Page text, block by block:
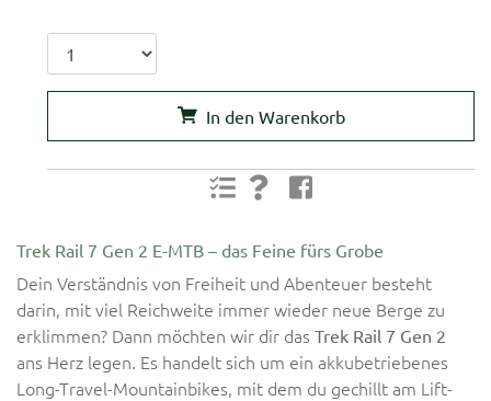
In den Warenkorb
Trek Rail 7 Gen 2 E-MTB – das Feine fürs Grobe
Dein Verständnis von Freiheit und Abenteuer besteht
darin, mit viel Reichweite immer wieder neue Berge zu
erklimmen? Dann möchten wir dir das Trek Rail 7 Gen 2
ans Herz legen. Es handelt sich um ein akkubetriebenes
Long-Travel-Mountainbikes, mit dem du gechillt am Lift-